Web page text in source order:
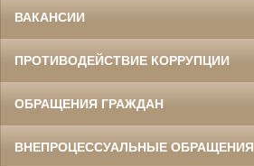
ВАКАНСИИ
ПРОТИВОДЕЙСТВИЕ КОРРУПЦИИ
ОБРАЩЕНИЯ ГРАЖДАН
ВНЕПРОЦЕССУАЛЬНЫЕ ОБРАЩЕНИЯ